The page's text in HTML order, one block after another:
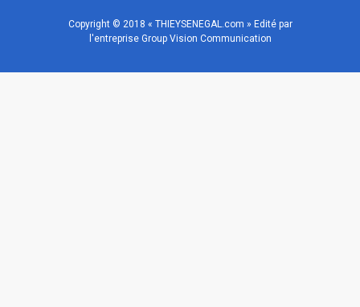
Copyright © 2018 « THIEYSENEGAL.com » Edité par
l'entreprise Group Vision Communication